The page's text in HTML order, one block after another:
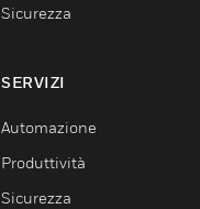
Sicurezza
SERVIZI
Automazione
Produttività
Sicurezza